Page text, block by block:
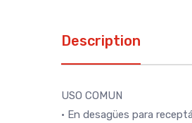
Description
USO COMUN
• En desagües para